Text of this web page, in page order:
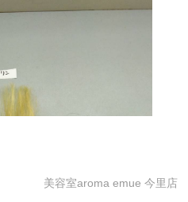
美容室aroma emue 今里店